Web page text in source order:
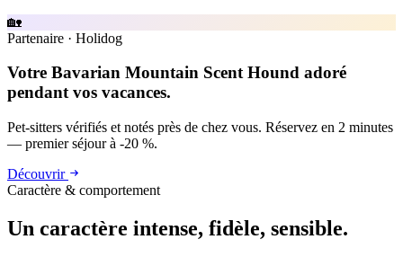
🏡
Partenaire · Holidog
Votre Bavarian Mountain Scent Hound adoré
pendant vos vacances.
Pet-sitters vérifiés et notés près de chez vous. Réservez en 2 minutes
— premier séjour à -20 %.
Découvrir
Caractère & comportement
Un caractère intense, fidèle, sensible.